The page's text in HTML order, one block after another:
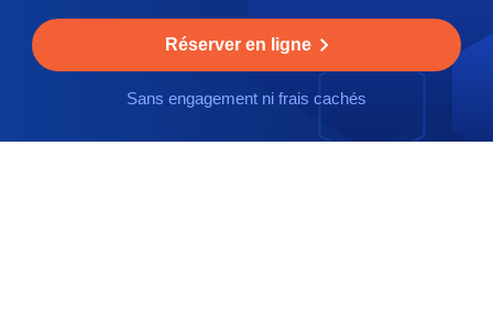
Réserver en ligne
Sans engagement ni frais cachés